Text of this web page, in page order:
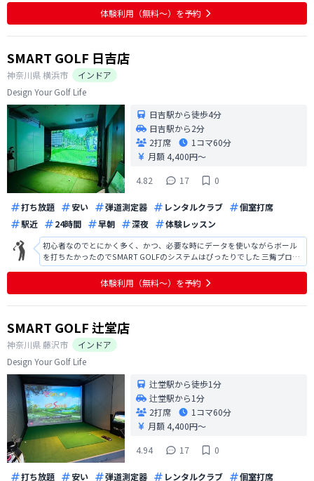
ていて、ソファーが濡れていることがあった。 使う前に、前回使った人の
画像が見えてしまう。敢えて見
体験利用（無料〜）を予約
SMART GOLF 日吉店
神奈川県横浜市
インドア
Design Your Golf Life
日吉駅から徒歩4分
日吉駅から2分
2打席
1コマ60分
月額 4,400円〜
4.82
17 0
打ち放題 安い 弾道測定器 レンタルクラブ
個室打席
駅近
24時間 早朝 深夜 体験レッスン
初心者なのでとにかく多く、かつ、必要な時にデータを使いながらボール
を打ちたかったのでSMART GOLFのシステムはぴったりでした 三觜プロの
ファンなので、会員向けコンテンツを楽しみにしてます！
体験利用（無料〜）を予約
SMART GOLF 辻堂店
神奈川県 藤沢市
インドア
Design Your Golf Life
辻堂駅から徒歩1分
辻堂駅から1分
2打席
1コマ60分
月額 4,400円〜
4.94
17 0
打ち放題 安い 弾道測定器 レンタルクラブ
個室打席